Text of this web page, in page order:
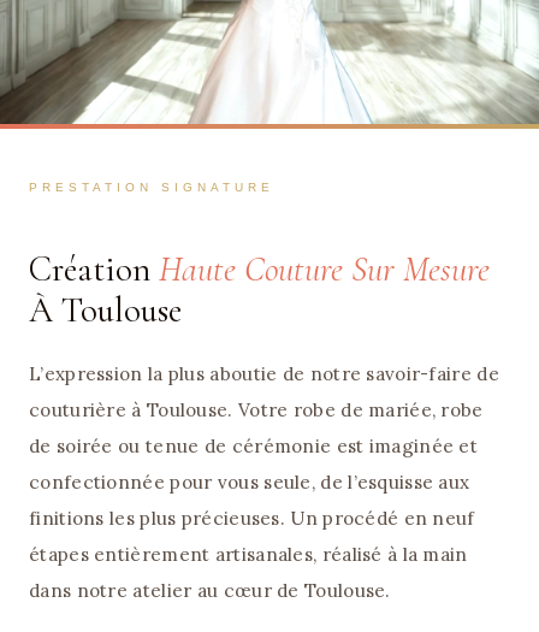
PRESTATION SIGNATURE
Création Haute Couture Sur Mesure
À Toulouse
L’expression la plus aboutie de notre savoir-faire de
couturière à Toulouse. Votre robe de mariée, robe
de soirée ou tenue de cérémonie est imaginée et
confectionnée pour vous seule, de l’esquisse aux
finitions les plus précieuses. Un procédé en neuf
étapes entièrement artisanales, réalisé à la main
dans notre atelier au cœur de Toulouse.